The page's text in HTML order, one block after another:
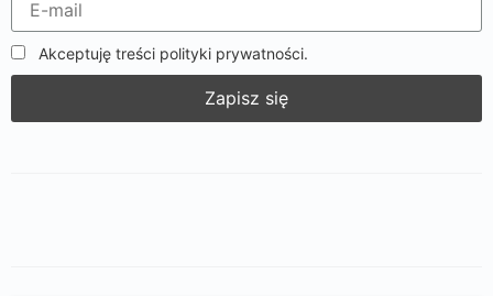
Akceptuję treści polityki prywatności.